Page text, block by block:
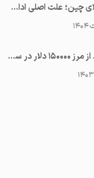
افزایش پنج تنی ذخایر طلای چین؛ علت اصلی ادامه رشد قیمت طلا
قیمت بیت کوین می‌تواند از مرز ۱۵۰۰۰۰ دلار در سال ۲۰۲۳ عبور کند